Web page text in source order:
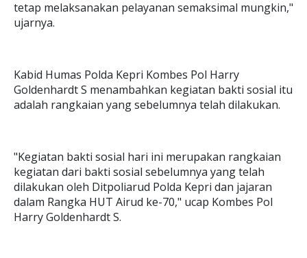
tetap melaksanakan pelayanan semaksimal mungkin,"
ujarnya.
Kabid Humas Polda Kepri Kombes Pol Harry
Goldenhardt S menambahkan kegiatan bakti sosial itu
adalah rangkaian yang sebelumnya telah dilakukan.
"Kegiatan bakti sosial hari ini merupakan rangkaian
kegiatan dari bakti sosial sebelumnya yang telah
dilakukan oleh Ditpoliarud Polda Kepri dan jajaran
dalam Rangka HUT Airud ke-70," ucap Kombes Pol
Harry Goldenhardt S.